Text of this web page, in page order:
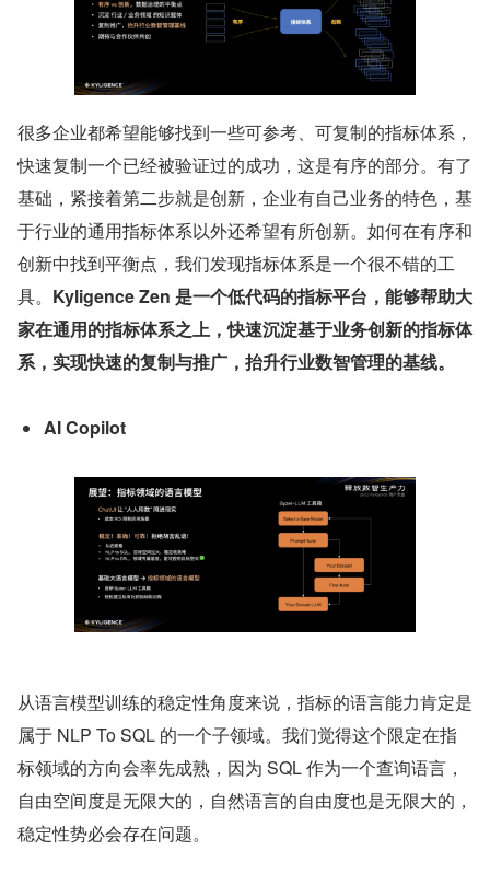
很多企业都希望能够找到一些可参考、可复制的指标体系，
快速复制一个已经被验证过的成功，这是有序的部分。有了
基础，紧接着第二步就是创新，企业有自己业务的特色，基
于行业的通用指标体系以外还希望有所创新。如何在有序和
创新中找到平衡点，我们发现指标体系是一个很不错的工
具。 Kyligence Zen 是一个低代码的指标平台，能够帮助大
家在通用的指标体系之上，快速沉淀基于业务创新的指标体
系，实现快速的复制与推广，抬升行业数智管理的基线。
AI Copilot
从语言模型训练的稳定性角度来说，指标的语言能力肯定是
属于 NLP To SQL 的一个子领域。我们觉得这个限定在指
标领域的方向会率先成熟，因为 SQL 作为一个查询语言，
自由空间度是无限大的，自然语言的自由度也是无限大的，
稳定性势必会存在问题。